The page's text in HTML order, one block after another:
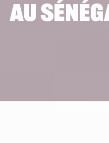
au